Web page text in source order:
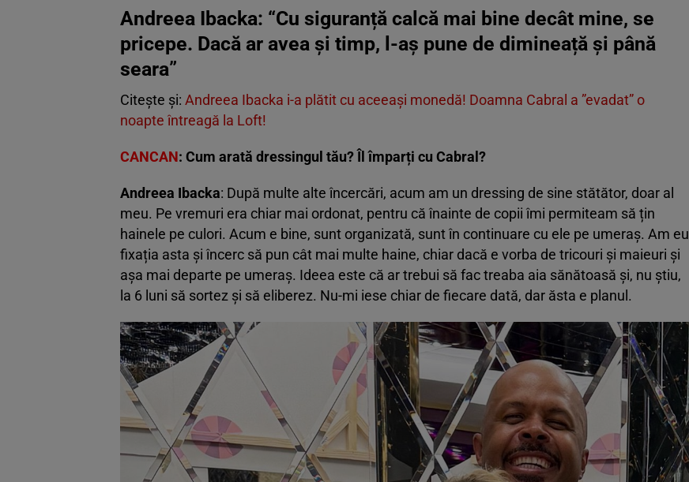
Andreea Ibacka: “Cu siguranță calcă mai bine decât mine, se
pricepe. Dacă ar avea și timp, l-aș pune de dimineață și până
seara”
Citește și: Andreea Ibacka i-a plătit cu aceeaşi monedă! Doamna Cabral a ”evadat” o
noapte întreagă la Loft!
CANCAN: Cum arată dressingul tău? Îl împarți cu Cabral ?
Andreea Ibacka: După multe alte încercări, acum am un dressing de sine stătător, doar al
meu. Pe vremuri era chiar mai ordonat, pentru că înainte de copii îmi permiteam să țin
hainele pe culori. Acum e bine, sunt organizată, sunt în continuare cu ele pe umeraș. Am eu
fixația asta și încerc să pun cât mai multe haine, chiar dacă e vorba de tricouri și maieuri și
așa mai departe pe umeraș. Ideea este că ar trebui să fac treaba aia sănătoasă și, nu știu,
la 6 luni să sortez și să eliberez. Nu-mi iese chiar de fiecare dată, dar ăsta e planul.